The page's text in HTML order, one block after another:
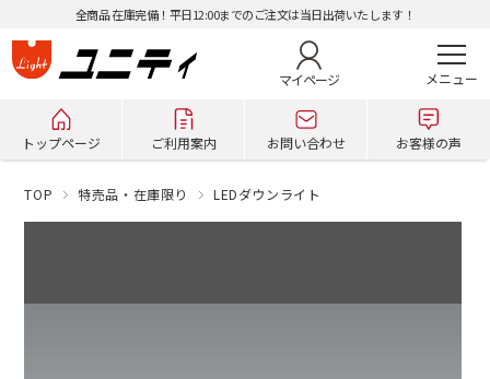
全商品 在庫完備！平日12:00までのご注文は当日出荷いたします！
マイページ
トップページ ご利用案内 お問い合わせ お客様の声
TOP 特売品・在庫限り LEDダウンライト